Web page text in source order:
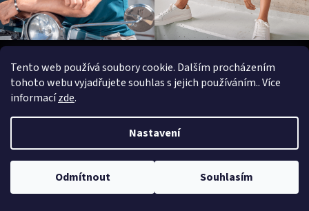
Tento web používá soubory cookie. Dalším procházením
tohoto webu vyjadřujete souhlas s jejich používáním.. Více
informacízde.
Nastavení
Odmítnout Souhlasím
Z
Informace pro zákazníky
KONTAKTY
DOPRAVA - JAK EXPEDUJEME
Napište nám